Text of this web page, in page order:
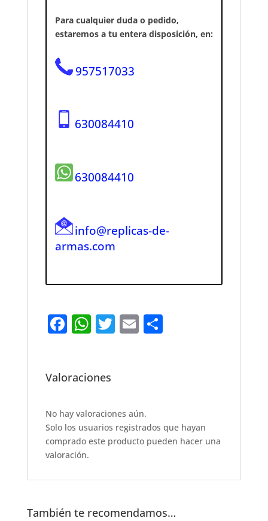
Para cualquier duda o pedido,
estaremos a tu entera disposición, en:
957517033
630084410
630084410
info@replicas-de-
armas.com
F
e
o
o
k
W
s
p
p
T E S
Valoraciones
No hay valoraciones aún.
Solo los usuarios registrados que hayan
comprado este producto pueden hacer una
valoración.
También te recomendamos…